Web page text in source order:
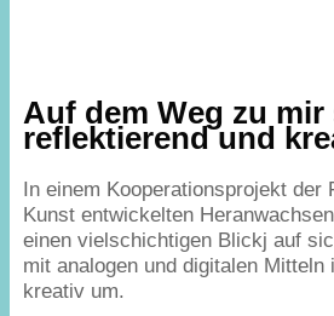
Auf dem Weg zu mir
reflektierend und
In einem Kooperationsprojekt der
Kunst entwickelten
einen vielschichtigen Blickj auf
mit analogen und digitalen Mitteln
kreativ um.